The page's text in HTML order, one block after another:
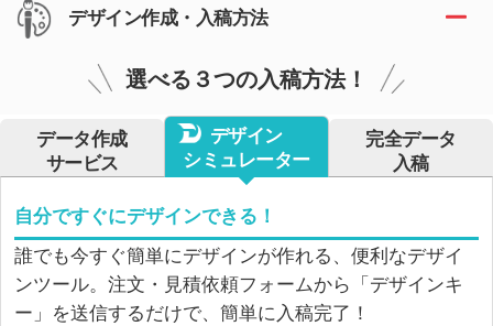
デザイン作成・入稿方法
選べる３つの入稿方法！
データ作成
サービス
デザイン
シミュレーター
完全データ
入稿
自分ですぐにデザインできる！
誰でも今すぐ簡単にデザインが作れる、便利なデザイ
ンツール。注文・見積依頼フォームから「デザインキ
ー」を送信するだけで、簡単に入稿完了！